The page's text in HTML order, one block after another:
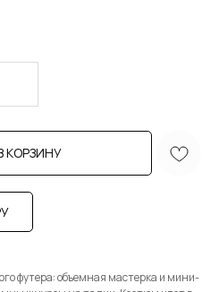
КОРЗИНУ
футера: объемная мастерка и мини-